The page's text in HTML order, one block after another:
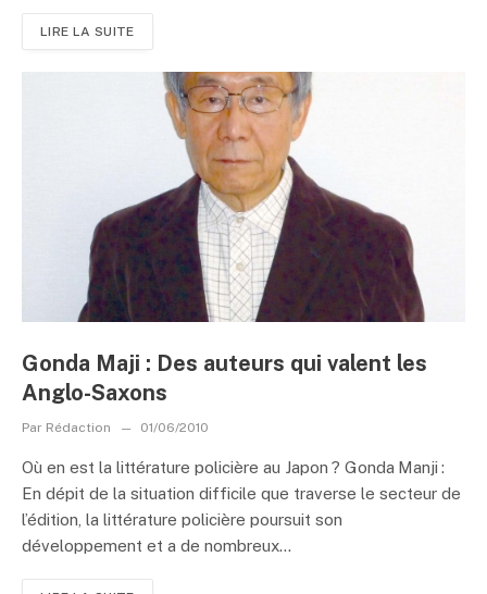
LIRE LA SUITE
Gonda Maji : Des auteurs qui valent les
Anglo-Saxons
Par Rédaction 01/06/2010
Où en est la littérature policière au Japon ? Gonda Manji :
En dépit de la situation difficile que traverse le secteur de
l’édition, la littérature policière poursuit son
développement et a de nombreux...